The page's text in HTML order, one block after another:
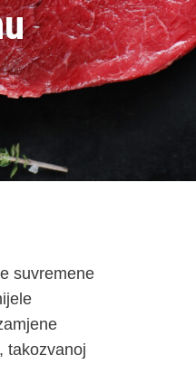
suvremene
takozvanoj